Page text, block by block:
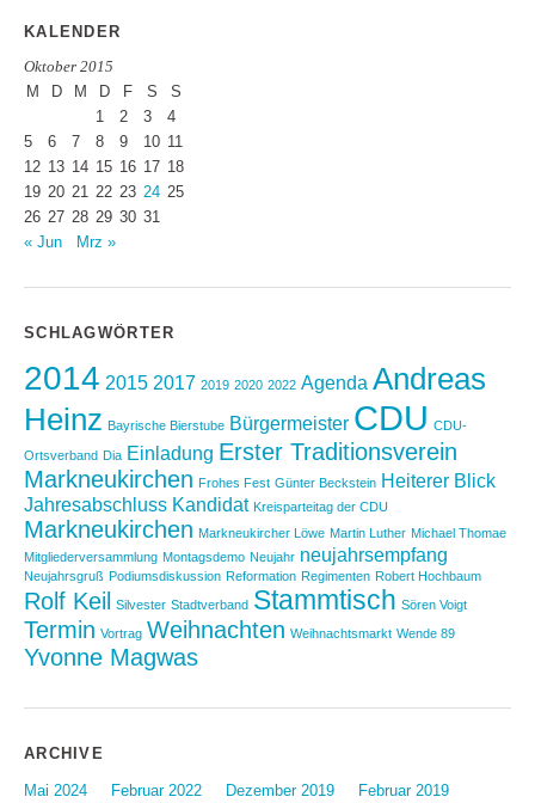
KALENDER
Oktober 2015
M D M D F S
S
1
2 3
4
5
6 7 8 9 10 11
12 13 14 15 16 17 18
19 20 21 22 23 24 25
26 27 28 29 30 31
« Jun
Mrz »
SCHLAGWÖRTER
2014 2015 2017 2019 2020 2022 Agenda Andreas
Heinz Bayrische Bierstube Bürgermeister CDU CDU-
Ortsverband Dia Einladung Erster Traditionsverein
Markneukirchen Frohes Fest Günter Beckstein Heiterer Blick
Jahresabschluss Kandidat Kreisparteitag der CDU
Markneukirchen Markneukircher Löwe Martin Luther Michael Thomae
Mitgliederversammlung Montagsdemo Neujahr neujahrsempfang
Neujahrsgruß Podiumsdiskussion Reformation Regimenten Robert Hochbaum
Rolf Keil Silvester Stadtverband Stammtisch Sören Voigt
Termin Vortrag Weihnachten Weihnachtsmarkt Wende 89
Yvonne Magwas
ARCHIVE
Mai 2024 Februar 2022 Dezember 2019 Februar 2019